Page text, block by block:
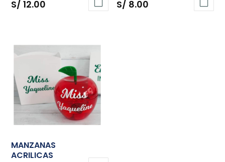
S/ 12.00 S/ 8.00
MANZANAS
ACRILICAS